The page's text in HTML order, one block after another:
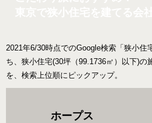
2021年6/30時点でのGoogle検索「狭小
ち、狭小住宅(30坪（99.1736㎡）以下)の
を、検索上位順にピックアップ。
ホープス